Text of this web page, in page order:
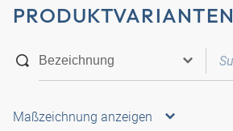
PRODUKTVARIANTEN
Maßzeichnung anzeigen